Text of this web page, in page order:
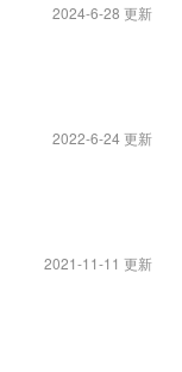
2024-6-28 更新
2022-6-24 更新
2021-11-11 更新